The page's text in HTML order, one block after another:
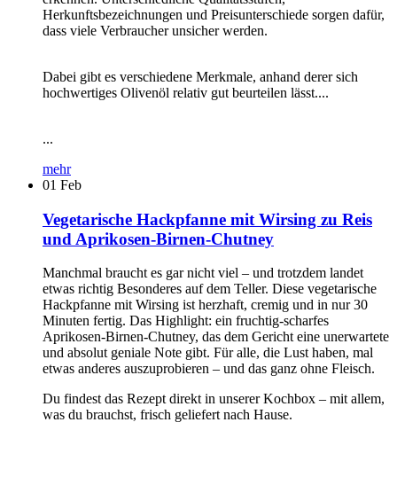
Herkunftsbezeichnungen und Preisunterschiede sorgen dafür,
dass viele Verbraucher unsicher werden.
Dabei gibt es verschiedene Merkmale, anhand derer sich
hochwertiges Olivenöl relativ gut beurteilen lässt....
...
mehr
01 Feb
Vegetarische Hackpfanne mit Wirsing zu Reis
und Aprikosen-Birnen-Chutney
Manchmal braucht es gar nicht viel – und trotzdem landet
etwas richtig Besonderes auf dem Teller. Diese vegetarische
Hackpfanne mit Wirsing ist herzhaft, cremig und in nur 30
Minuten fertig. Das Highlight: ein fruchtig-scharfes
Aprikosen-Birnen-Chutney, das dem Gericht eine unerwartete
und absolut geniale Note gibt. Für alle, die Lust haben, mal
etwas anderes auszuprobieren – und das ganz ohne Fleisch.
Du findest das Rezept direkt in unserer Kochbox – mit allem,
was du brauchst, frisch geliefert nach Hause.